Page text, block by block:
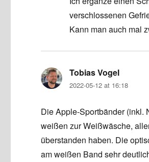
verschlossenen
Kann man auch mal
Tobias Vogel
2022-05-12 at 16:18
Die Apple-Sportbänder (inkl.
weißen zur Weißwäsche,
überstanden haben. Die
am weißen Band sehr